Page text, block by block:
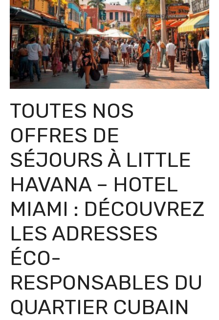
TOUTES NOS
OFFRES DE
SÉJOURS À LITTLE
HAVANA – HOTEL
MIAMI : DÉCOUVREZ
LES ADRESSES
ÉCO-
RESPONSABLES DU
QUARTIER CUBAIN